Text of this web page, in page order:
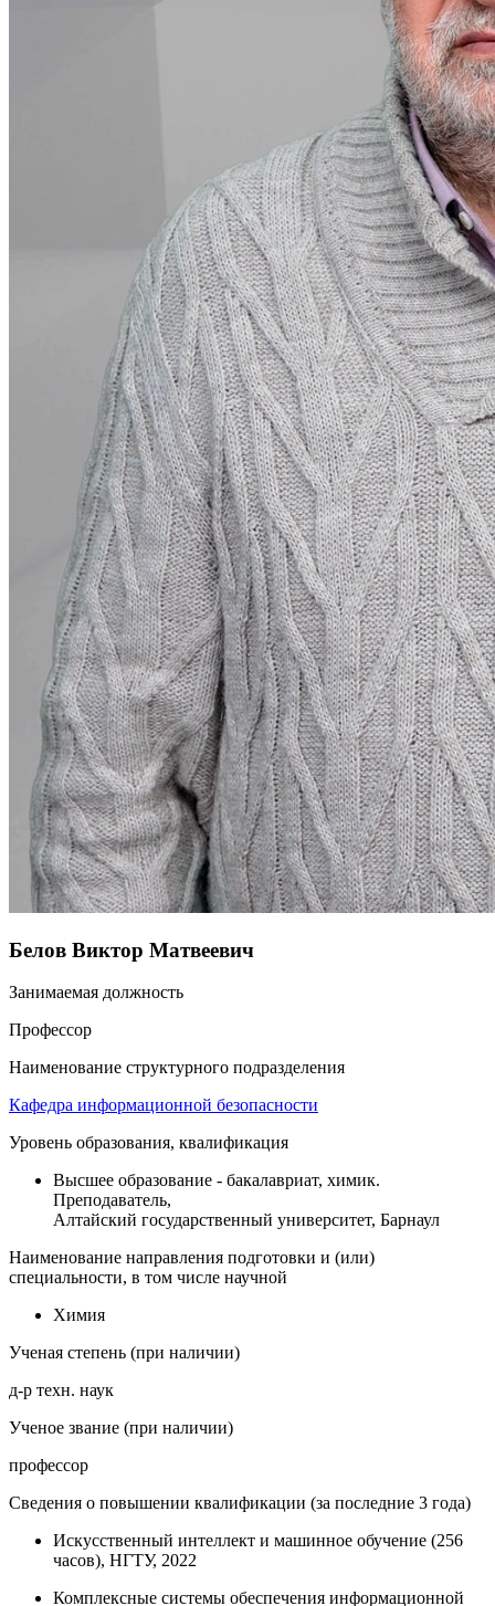
Белов Виктор Матвеевич
Занимаемая должность
Профессор
Наименование структурного подразделения
Кафедра информационной безопасности
Уровень образования, квалификация
Высшее образование - бакалавриат, химик.
Преподаватель,
Алтайский государственный университет, Барнаул
Наименование направления подготовки и (или)
специальности, в том числе научной
Химия
Ученая степень (при наличии)
д-р техн. наук
Ученое звание (при наличии)
профессор
Сведения о повышении квалификации (за последние 3 года)
Искусственный интеллект и машинное обучение (256
часов), НГТУ, 2022
Комплексные системы обеспечения информационной